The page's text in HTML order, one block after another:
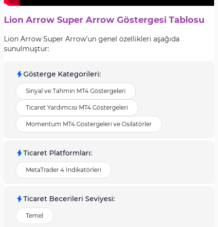
Lion Arrow Super Arrow Göstergesi Tablosu
Lion Arrow Super Arrow’un genel özellikleri aşağıda
sunulmuştur:
Gösterge Kategorileri:
Sinyal ve Tahmin MT4 Göstergeleri
Ticaret Yardımcısı MT4 Göstergeleri
Momentum MT4 Göstergeleri ve Osilatörler
Ticaret Platformları:
MetaTrader 4 İndikatörleri
Ticaret Becerileri Seviyesi:
Temel